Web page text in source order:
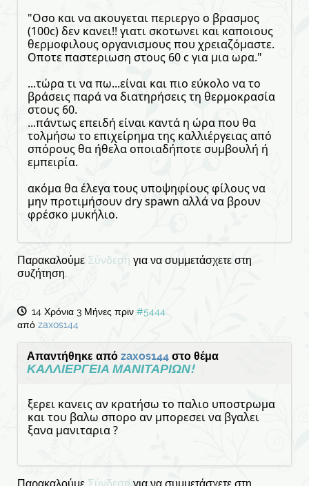
"Οσο και να ακουγεται περιεργο ο βρασμος
(100c) δεν κανει!! γιατι σκοτωνει και καποιους
θερμοφιλους οργανισμους που χρειαζόμαστε.
Οποτε παστεριωση στους 60 c για μια ωρα."
...τώρα τι να πω...είναι και πιο εύκολο να το
βράσεις παρά να διατηρήσεις τη θερμοκρασία
στους 60.
...πάντως επειδή είναι καντά η ώρα που θα
τολμήσω το επιχείρημα της καλλιέργειας από
σπόρους θα ήθελα οποιαδήποτε συμβουλή ή
εμπειρία.
ακόμα θα έλεγα τους υποψηφίους φίλους να
μην προτιμήσουν dry spawn αλλά να βρουν
φρέσκο μυκήλιο.
Παρακαλούμε Σύνδεση για να συμμετάσχετε στη
συζήτηση.
14 Χρόνια 3 Μήνες πριν #5444
από zaxos144
Απαντήθηκε από zaxos144 στο θέμα
ΚΑΛΛΙΕΡΓΕΙΑ ΜΑΝΙΤΑΡΙΩΝ!
ξερει κανεις αν κρατήσω το παλιο υποστρωμα
και του βαλω σπορο αν μπορεσει να βγαλει
ξανα μανιταρια ?